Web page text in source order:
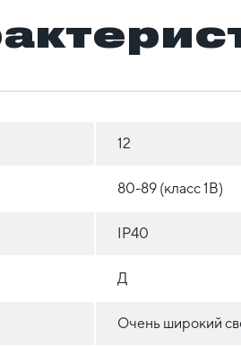
12
80-89 (класс 1B)
IP40
Д
Очень широкий